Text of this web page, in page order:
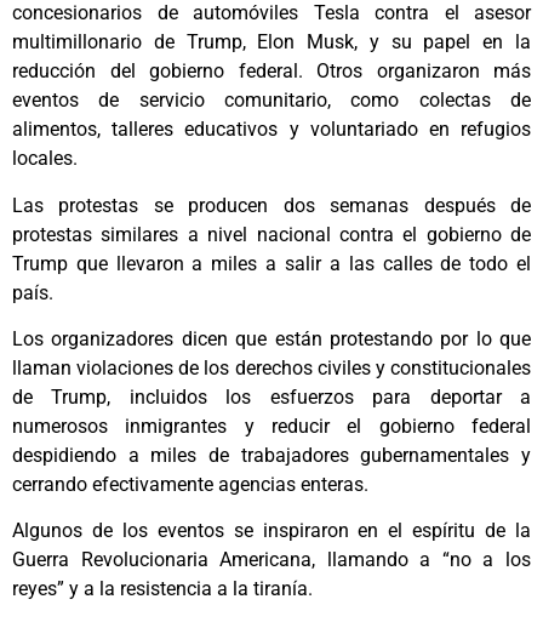
concesionarios de automóviles Tesla contra el asesor
multimillonario de Trump, Elon Musk, y su papel en la
reducción del gobierno federal. Otros organizaron más
eventos de servicio comunitario, como colectas de
alimentos, talleres educativos y voluntariado en refugios
locales.
Las protestas se producen dos semanas después de
protestas similares a nivel nacional contra el gobierno de
Trump que llevaron a miles a salir a las calles de todo el
país.
Los organizadores dicen que están protestando por lo que
llaman violaciones de los derechos civiles y constitucionales
de Trump, incluidos los esfuerzos para deportar a
numerosos inmigrantes y reducir el gobierno federal
despidiendo a miles de trabajadores gubernamentales y
cerrando efectivamente agencias enteras.
Algunos de los eventos se inspiraron en el espíritu de la
Guerra Revolucionaria Americana, llamando a “no a los
reyes” y a la resistencia a la tiranía.